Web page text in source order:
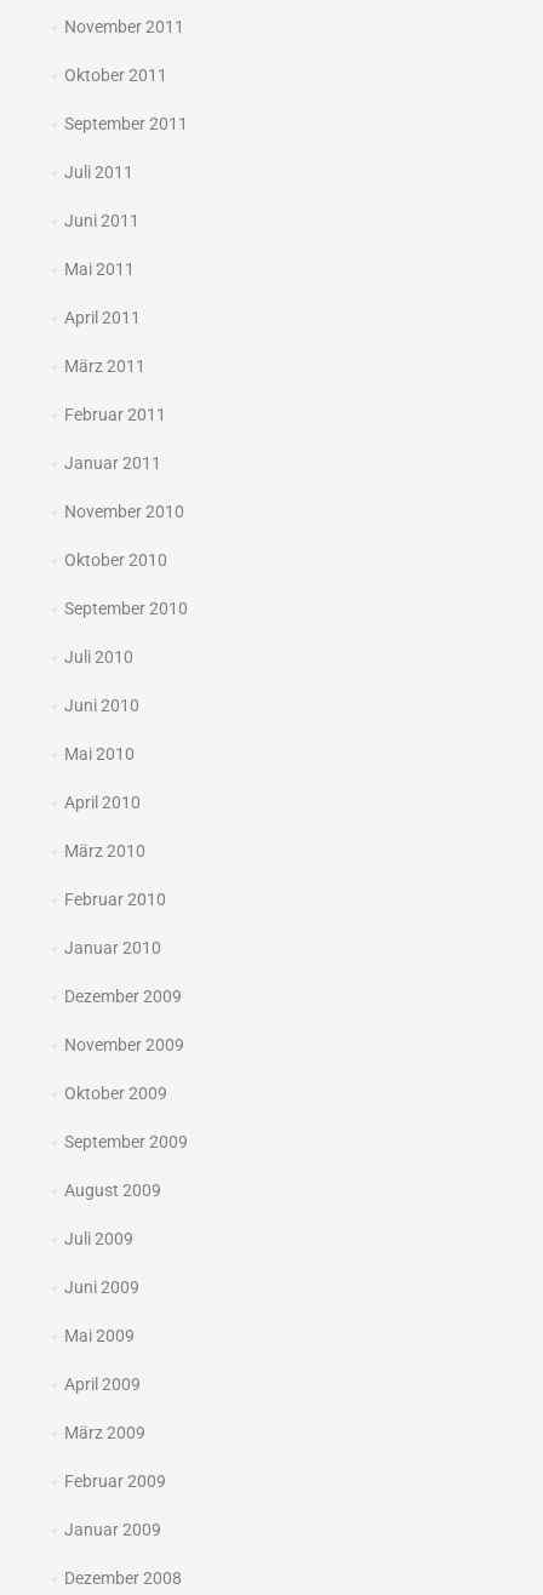
November 2011
Oktober 2011
September 2011
Juli 2011
Juni 2011
Mai 2011
April 2011
März 2011
Februar 2011
Januar 2011
November 2010
Oktober 2010
September 2010
Juli 2010
Juni 2010
Mai 2010
April 2010
März 2010
Februar 2010
Januar 2010
Dezember 2009
November 2009
Oktober 2009
September 2009
August 2009
Juli 2009
Juni 2009
Mai 2009
April 2009
März 2009
Februar 2009
Januar 2009
Dezember 2008